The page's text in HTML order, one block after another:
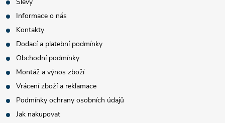
Informace o nás
Kontakty
Dodací a platební podmínky
Obchodní podmínky
Montáž a výnos zboží
Vrácení zboží a reklamace
Podmínky ochrany osobních údajů
Jak nakupovat